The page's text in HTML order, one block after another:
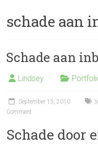
schade aan
Schade aan
Lindsey
September 15, 2010
Comment
Schade door